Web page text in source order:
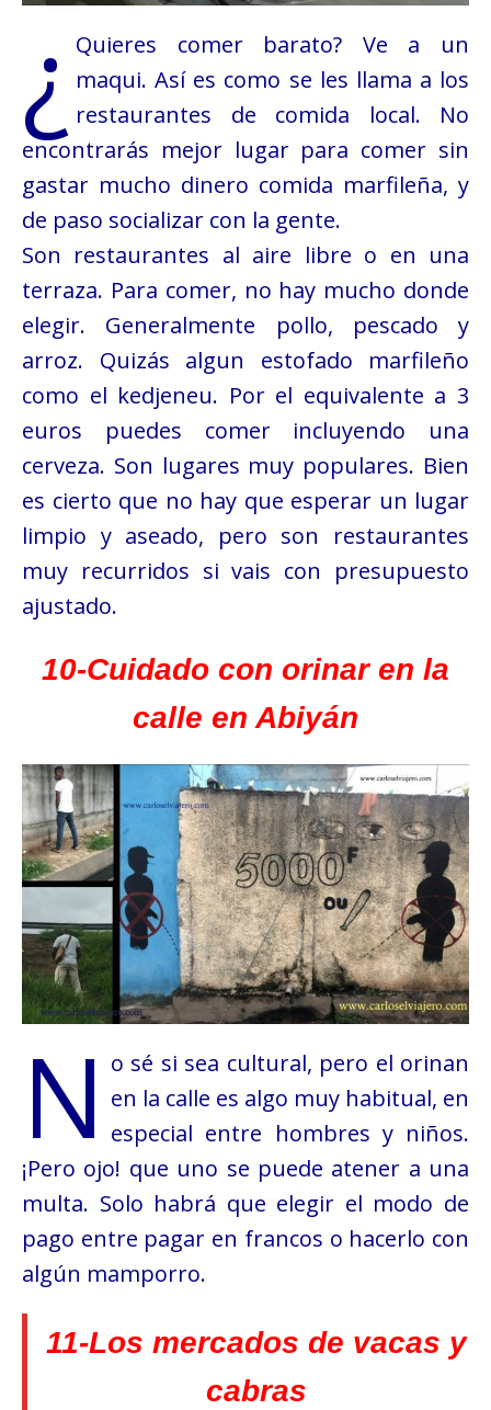
¿
Quieres comer barato? Ve a un
maqui. Así es como se les llama a los
restaurantes de comida local. No
encontrarás mejor lugar para comer sin
gastar mucho dinero comida marfileña, y
de paso socializar con la gente.
Son restaurantes al aire libre o en una
terraza. Para comer, no hay mucho donde
elegir. Generalmente pollo, pescado y
arroz. Quizás algun estofado marfileño
como el kedjeneu. Por el equivalente a 3
euros puedes comer incluyendo una
cerveza. Son lugares muy populares. Bien
es cierto que no hay que esperar un lugar
limpio y aseado, pero son restaurantes
muy recurridos si vais con presupuesto
ajustado.
10-Cuidado con orinar en la
calle en Abiyán
N o sé si sea cultural, pero el orinan
en la calle es algo muy habitual, en
especial entre hombres y niños.
¡Pero ojo! que uno se puede atener a una
multa. Solo habrá que elegir el modo de
pago entre pagar en francos o hacerlo con
algún mamporro.
11-Los mercados de vacas y
cabras